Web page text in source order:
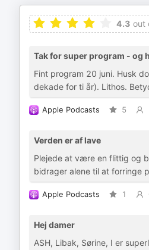
4.3 out
Tak for super program - og
Fint program 20 juni. Husk
dekade for ti år). Lithos.
Apple Podcasts 5
Verden er af lave
Plejede at være en flittig og
bidrager alene til at forringe
Apple Podcasts 1
Hej damer
ASH, Libak, Sørine, I er